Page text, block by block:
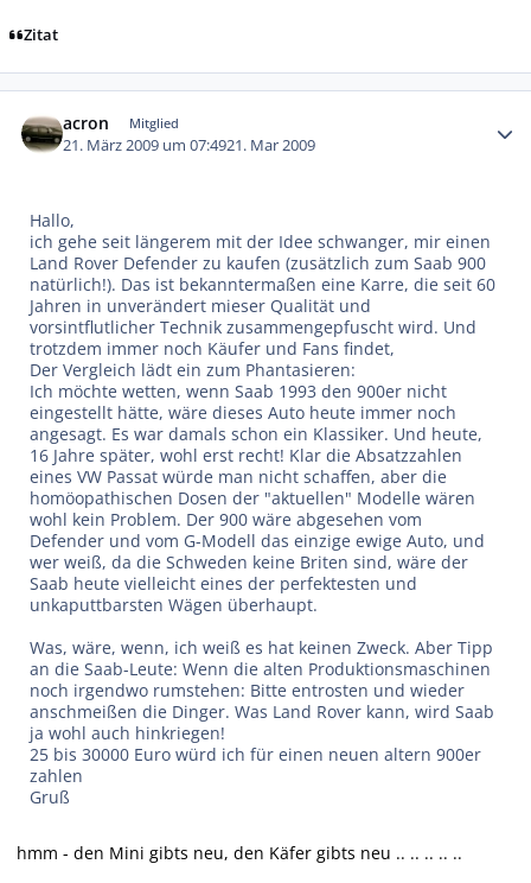
Zitat
acron Mitglied
21. März 2009 um 07:4921. Mar 2009
Hallo,
ich gehe seit längerem mit der Idee schwanger, mir einen
Land Rover Defender zu kaufen (zusätzlich zum Saab 900
natürlich!). Das ist bekanntermaßen eine Karre, die seit 60
Jahren in unverändert mieser Qualität und
vorsintflutlicher Technik zusammengepfuscht wird. Und
trotzdem immer noch Käufer und Fans findet,
Der Vergleich lädt ein zum Phantasieren:
Ich möchte wetten, wenn Saab 1993 den 900er nicht
eingestellt hätte, wäre dieses Auto heute immer noch
angesagt. Es war damals schon ein Klassiker. Und heute,
16 Jahre später, wohl erst recht! Klar die Absatzzahlen
eines VW Passat würde man nicht schaffen, aber die
homöopathischen Dosen der "aktuellen" Modelle wären
wohl kein Problem. Der 900 wäre abgesehen vom
Defender und vom G-Modell das einzige ewige Auto, und
wer weiß, da die Schweden keine Briten sind, wäre der
Saab heute vielleicht eines der perfektesten und
unkaputtbarsten Wägen überhaupt.
Was, wäre, wenn, ich weiß es hat keinen Zweck. Aber Tipp
an die Saab-Leute: Wenn die alten Produktionsmaschinen
noch irgendwo rumstehen: Bitte entrosten und wieder
anschmeißen die Dinger. Was Land Rover kann, wird Saab
ja wohl auch hinkriegen!
25 bis 30000 Euro würd ich für einen neuen altern 900er
zahlen
Gruß
hmm - den Mini gibts neu, den Käfer gibts neu .. .. .. .. ..